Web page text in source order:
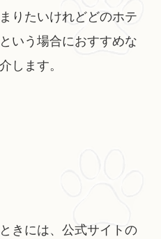
りたいけれどどのホテ
いう場合におすすめな
します。
きには、公式サイトの